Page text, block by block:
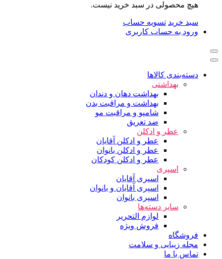
هیچ محصولی در سبد خرید نیست.
سبد خرید تسویه حساب
ورود به حساب کاربری
دسته‌بندی کالاها
بهداشتی
بهداشت دهان و دندان
بهداشت و مراقبت بدن
شامپو و مراقبت مو
ضد تعریق
عطر و ادکلن
عطر و ادکلن آقایان
عطر و ادکلن بانوان
عطر و ادکلن کودکان
اسپری
اسپری آقایان
اسپری آقایان و بانوان
اسپری بانوان
سایر دسته‌ها
لوازم التحریر
فروش ویژه
فروشگاه
مجله زیبایی و سلامت
تماس با ما